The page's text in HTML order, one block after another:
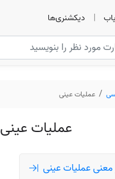
| دیکشنری‌ها
عملیات عینی
عملیات عینی
معنی عملیات عینی